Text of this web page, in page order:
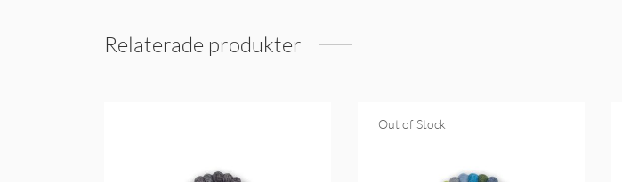
Relaterade produkter
Out of Stock